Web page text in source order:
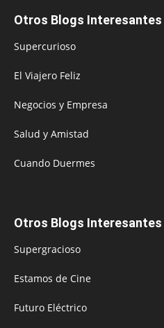
Otros Blogs Interesantes
Supercurioso
El Viajero Feliz
Negocios y Empresa
Salud y Amistad
Cuando Duermes
Otros Blogs Interesantes
Supergracioso
Estamos de Cine
Futuro Eléctrico